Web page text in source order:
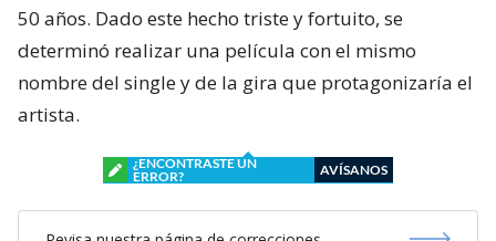
50 años. Dado este hecho triste y fortuito, se
determinó realizar una película con el mismo
nombre del single y de la gira que protagonizaría el
artista.
¿ENCONTRASTE UN
ERROR?
AVÍSANOS